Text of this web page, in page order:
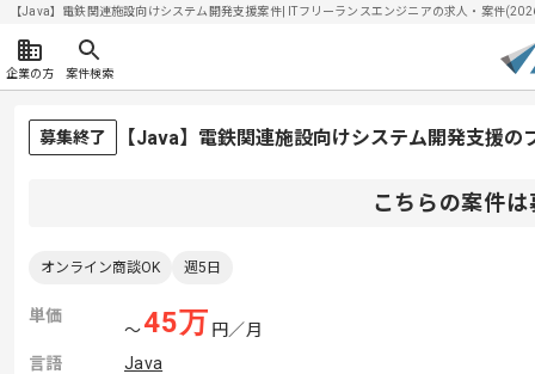
【Java】電鉄関連施設向けシステム開発支援案件| ITフリーランスエンジニアの求人・案件
企業の方 案件検索
募集終了 【Java】電鉄関連施設向けシステム開発支援の
こちらの案件
オンライン商談OK 週5日
単価
〜45万 円／月
言語
Java